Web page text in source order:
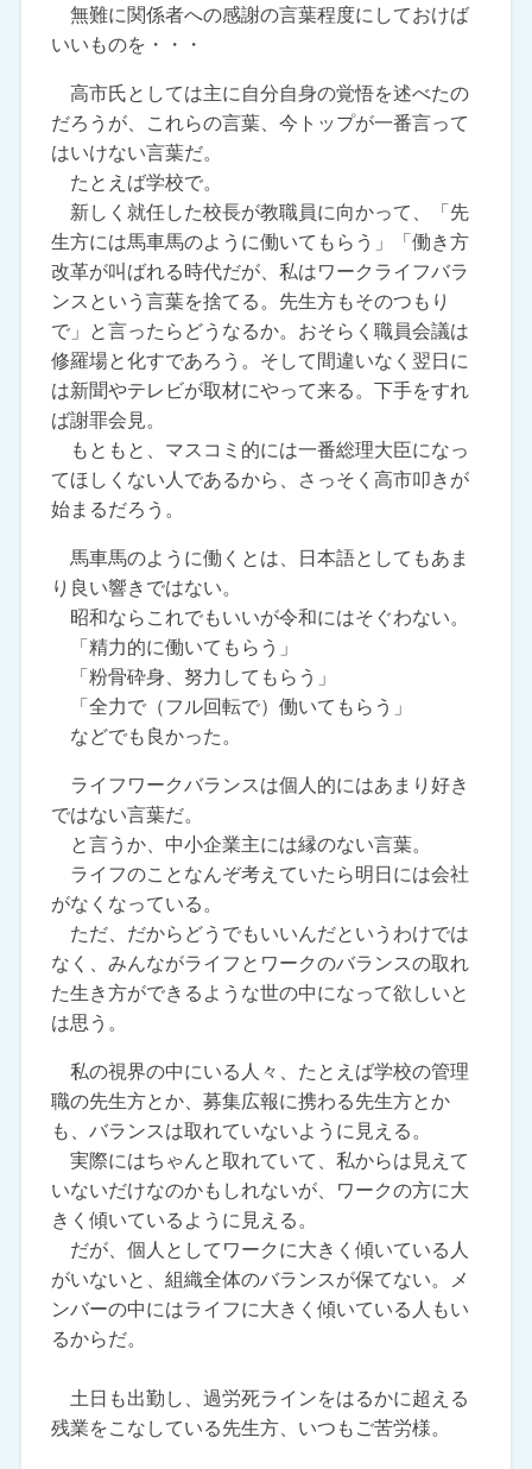
無難に関係者への感謝の言葉程度にしておけば
いいものを・・・
高市氏としては主に自分自身の覚悟を述べたの
だろうが、これらの言葉、今トップが一番言って
はいけない言葉だ。
たとえば学校で。
新しく就任した校長が教職員に向かって、「先
生方には馬車馬のように働いてもらう」「働き方
改革が叫ばれる時代だが、私はワークライフバラ
ンスという言葉を捨てる。先生方もそのつもり
で」と言ったらどうなるか。おそらく職員会議は
修羅場と化すであろう。そして間違いなく翌日に
は新聞やテレビが取材にやって来る。下手をすれ
ば謝罪会見。
もともと、マスコミ的には一番総理大臣になっ
てほしくない人であるから、さっそく高市叩きが
始まるだろう。
馬車馬のように働くとは、日本語としてもあま
り良い響きではない。
昭和ならこれでもいいが令和にはそぐわない。
「精力的に働いてもらう」
「粉骨砕身、努力してもらう」
「全力で（フル回転で）働いてもらう」
などでも良かった。
ライフワークバランスは個人的にはあまり好き
ではない言葉だ。
と言うか、中小企業主には縁のない言葉。
ライフのことなんぞ考えていたら明日には会社
がなくなっている。
ただ、だからどうでもいいんだというわけでは
なく、みんながライフとワークのバランスの取れ
た生き方ができるような世の中になって欲しいと
は思う。
私の視界の中にいる人々、たとえば学校の管理
職の先生方とか、募集広報に携わる先生方とか
も、バランスは取れていないように見える。
実際にはちゃんと取れていて、私からは見えて
いないだけなのかもしれないが、ワークの方に大
きく傾いているように見える。
だが、個人としてワークに大きく傾いている人
がいないと、組織全体のバランスが保てない。メ
ンバーの中にはライフに大きく傾いている人もい
るからだ。
土日も出勤し、過労死ラインをはるかに超える
残業をこなしている先生方、いつもご苦労様。